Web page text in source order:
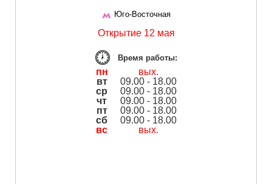
Юго-Восточная
Открытие 12 мая
Время работы:
пн
вых.
вт
09.00 - 18.00
ср
09.00 - 18.00
чт
09.00 - 18.00
пт
09.00 - 18.00
сб
09.00 - 18.00
вс
вых.